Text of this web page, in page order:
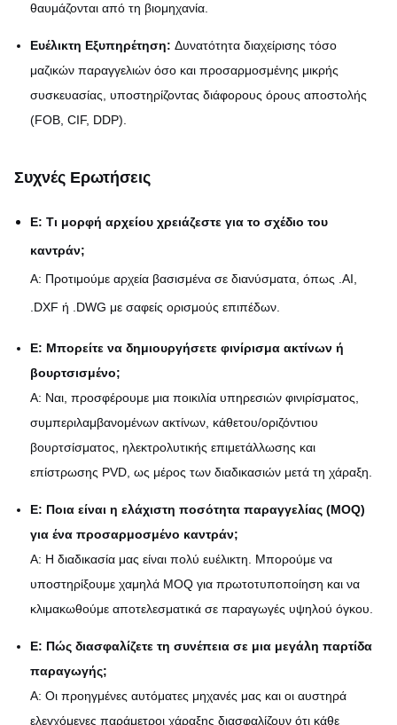
θαυμάζονται από τη βιομηχανία.
Ευέλικτη Εξυπηρέτηση: Δυνατότητα διαχείρισης τόσο
μαζικών παραγγελιών όσο και προσαρμοσμένης μικρής
συσκευασίας, υποστηρίζοντας διάφορους όρους αποστολής
(FOB, CIF, DDP).
Συχνές Ερωτήσεις
Ε: Τι μορφή αρχείου χρειάζεστε για το σχέδιο του
καντράν;
Α: Προτιμούμε αρχεία βασισμένα σε διανύσματα, όπως .AI,
.DXF ή .DWG με σαφείς ορισμούς επιπέδων.
Ε: Μπορείτε να δημιουργήσετε φινίρισμα ακτίνων ή
βουρτσισμένο;
Α: Ναι, προσφέρουμε μια ποικιλία υπηρεσιών φινιρίσματος,
συμπεριλαμβανομένων ακτίνων, κάθετου/οριζόντιου
βουρτσίσματος, ηλεκτρολυτικής επιμετάλλωσης και
επίστρωσης PVD, ως μέρος των διαδικασιών μετά τη χάραξη.
Ε: Ποια είναι η ελάχιστη ποσότητα παραγγελίας (MOQ)
για ένα προσαρμοσμένο καντράν;
Α: Η διαδικασία μας είναι πολύ ευέλικτη. Μπορούμε να
υποστηρίξουμε χαμηλά MOQ για πρωτοτυποποίηση και να
κλιμακωθούμε αποτελεσματικά σε παραγωγές υψηλού όγκου.
Ε: Πώς διασφαλίζετε τη συνέπεια σε μια μεγάλη παρτίδα
παραγωγής;
Α: Οι προηγμένες αυτόματες μηχανές μας και οι αυστηρά
ελεγχόμενες παράμετροι χάραξης διασφαλίζουν ότι κάθε